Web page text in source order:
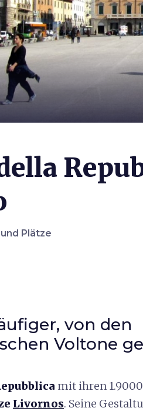
Plätze
von den
Voltone
mit ihren
Livornos. Seine